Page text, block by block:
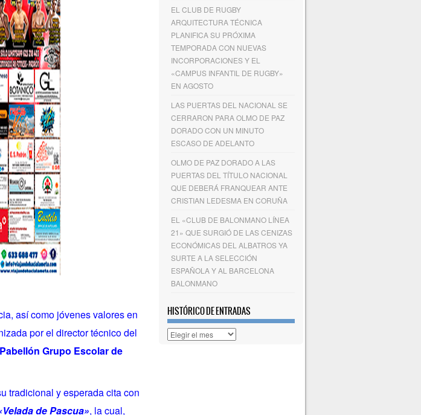
así como jóvenes valores en
por el director técnico del
Pabellón Grupo Escolar de
tradicional y esperada cita con
de Pascua», la cual,
EL CLUB DE RUGBY
ARQUITECTURA TÉCNICA
PLANIFICA SU PRÓXIMA
TEMPORADA CON NUEVAS
INCORPORACIONES Y EL
«CAMPUS INFANTIL DE RUGBY»
EN AGOSTO
LAS PUERTAS DEL NACIONAL SE
CERRARON PARA OLMO DE PAZ
DORADO CON UN MINUTO
ESCASO DE ADELANTO
OLMO DE PAZ DORADO A LAS
PUERTAS DEL TÍTULO NACIONAL
QUE DEBERÁ FRANQUEAR ANTE
CRISTIAN LEDESMA EN CORUÑA
EL «CLUB DE BALONMANO LÍNEA
21» QUE SURGIÓ DE LAS CENIZAS
ECONÓMICAS DEL ALBATROS YA
SURTE A LA SELECCIÓN
ESPAÑOLA Y AL BARCELONA
BALONMANO
HISTÓRICO DE ENTRADAS
Histórico